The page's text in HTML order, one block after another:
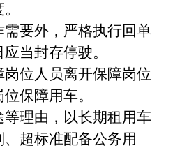
要外，严格执行回单
当封存停驶。
位人员离开保障岗位
保障用车。
理由，以长期租用车
超标准配备公务用